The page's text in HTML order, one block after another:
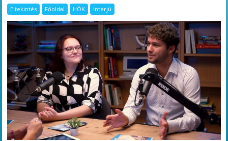
Eltekintés Főoldal HÖK Interjú